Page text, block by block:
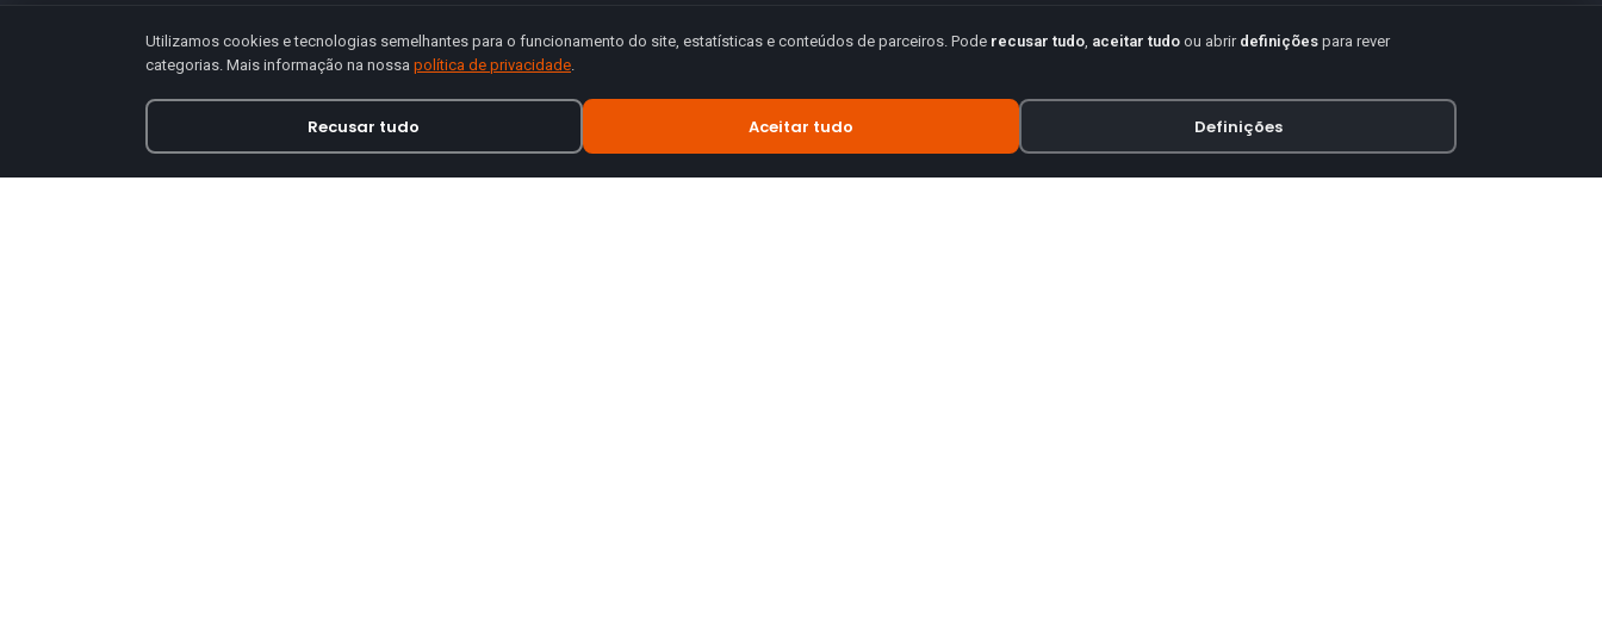
Utilizamos cookies e tecnologias semelhantes para o funcionamento do site, estatísticas e conteúdos de parceiros. Pode recusar tudo, aceitar tudo ou abrir definições para rever
categorias. Mais informação na nossa política de privacidade.
Recusar tudo Aceitar tudo Definições